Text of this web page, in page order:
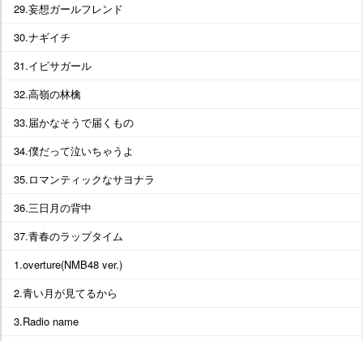
29.妄想ガールフレンド
30.ナギイチ
31.イビサガール
32.高嶺の林檎
33.届かなそうで届くもの
34.僕だって泣いちゃうよ
35.ロマンティックなサヨナラ
36.三日月の背中
37.青春のラップタイム
1.overture(NMB48 ver.)
2.青い月が見てるから
3.Radio name